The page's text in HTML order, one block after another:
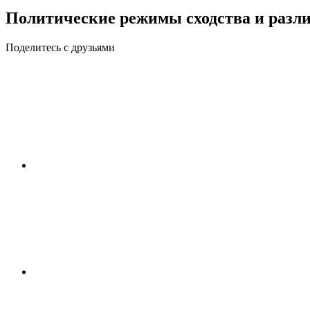
Политические режимы сходства и
Поделитесь с друзьями